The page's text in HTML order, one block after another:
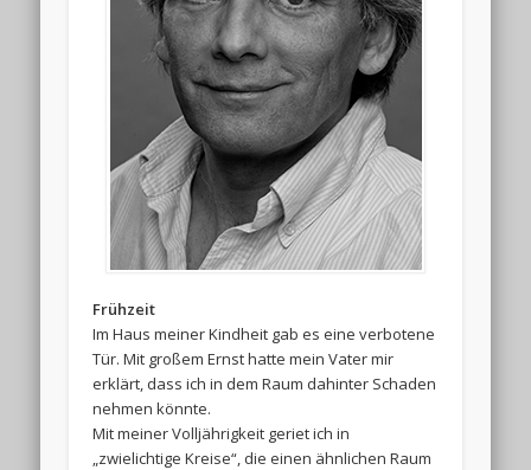
Frühzeit
Im Haus meiner Kindheit gab es eine verbotene
Tür. Mit großem Ernst hatte mein Vater mir
erklärt, dass ich in dem Raum dahinter Schaden
nehmen könnte.
Mit meiner Volljährigkeit geriet ich in
„zwielichtige Kreise“, die einen ähnlichen Raum